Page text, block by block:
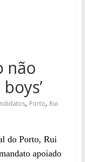
não
, Porto, Rui
do Porto, Rui
apoiado